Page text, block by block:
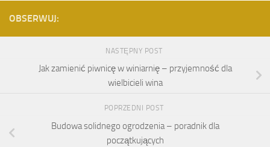
OBSERWUJ:
NASTĘPNY POST
Jak zamienić piwnicę w winiarnię – przyjemność dla
wielbicieli wina
POPRZEDNI POST
Budowa solidnego ogrodzenia – poradnik dla
początkujących